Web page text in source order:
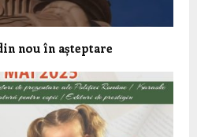
nou în așteptare